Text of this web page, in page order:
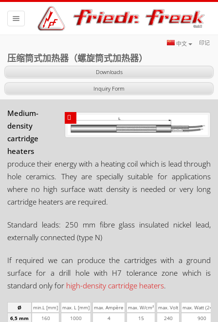
印记
中文
Toggle
navigation
压缩筒式加热器（螺旋筒式加热器）
Downloads
Inquiry Form
Medium-
density
cartridge
heaters
produce their energy with a heating coil which is lead through
hole ceramics. They are specially suitable for applications
where no high surface watt density is needed or very long
cartridge heaters are required.
Standard leads: 250 mm fibre glass insulated nickel lead,
externally connected (type N)
If required we can produce the cartridges with a ground
surface for a drill hole with H7 tolerance zone which is
standard only for high-density cartridge heaters.
Ø
6,5 mm
min.L [mm]
160
max. L [mm]
1000
max. Ampère
4
max. W/cm²
15
max. Volt
240
max. Watt (240
900